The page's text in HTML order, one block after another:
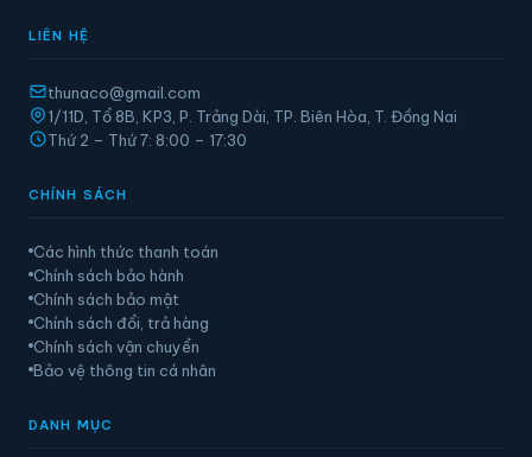
LIÊN HỆ
thunaco@gmail.com
1/11D, Tổ 8B, KP3, P. Trảng Dài, TP. Biên Hòa, T. Đồng Nai
Thứ 2 – Thứ 7: 8:00 – 17:30
CHÍNH SÁCH
Các hình thức thanh toán
Chính sách bảo hành
Chính sách bảo mật
Chính sách đổi, trả hàng
Chính sách vận chuyển
Bảo vệ thông tin cá nhân
DANH MỤC